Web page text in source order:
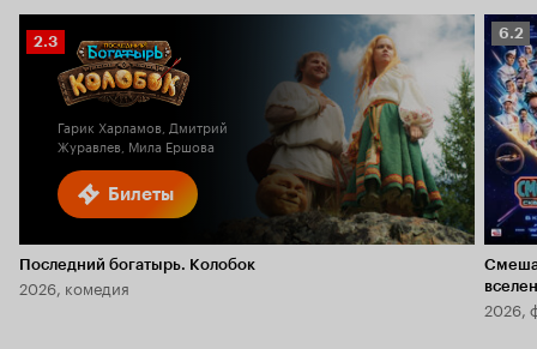
Билеты
Рейтинг
Кинопоиска
2.3
Гарик Харламов, Дмитрий
Журавлев, Мила Ершова
Последний богатырь. Колобок
2026, комедия
6.2
6.2
2026,